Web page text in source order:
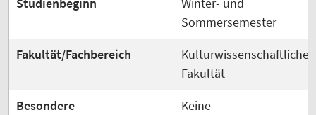
Sommersemester
Fakultät/Fachbereich
Kulturwissenschaftliche
Fakultät
Besondere
Keine